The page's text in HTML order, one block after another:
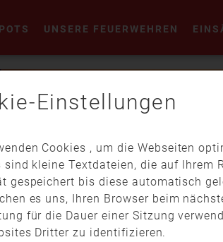
UNSERE FEUERWEHREN
Einstellungen
Cookies , um die Webseiten
sind kleine Textdateien, die auf Ihrem
gespeichert bis diese automatisch
es uns, Ihren Browser beim
für die Dauer einer Sitzung
Dritter zu identifizieren.